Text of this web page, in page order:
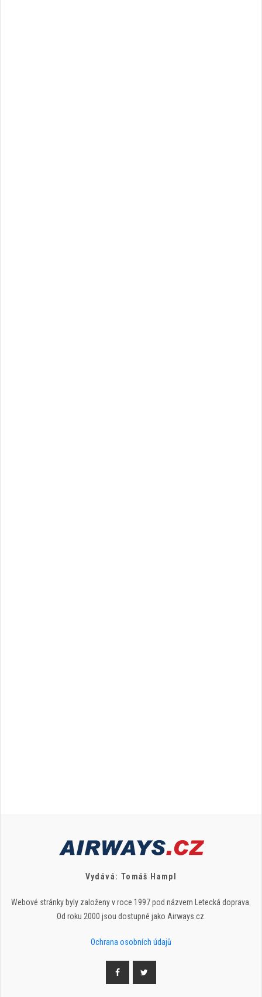
Vydává: Tomáš Hampl
Webové stránky byly založeny v roce 1997 pod názvem Letecká doprava.
Od roku 2000 jsou dostupné jako Airways.cz.
Ochrana osobních údajů